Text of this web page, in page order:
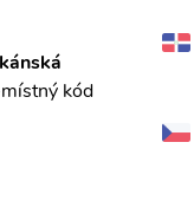
kód